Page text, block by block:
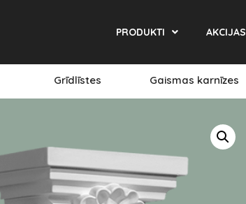
PRODUKTI AKCIJAS
Grīdlīstes Gaismas karnīzes